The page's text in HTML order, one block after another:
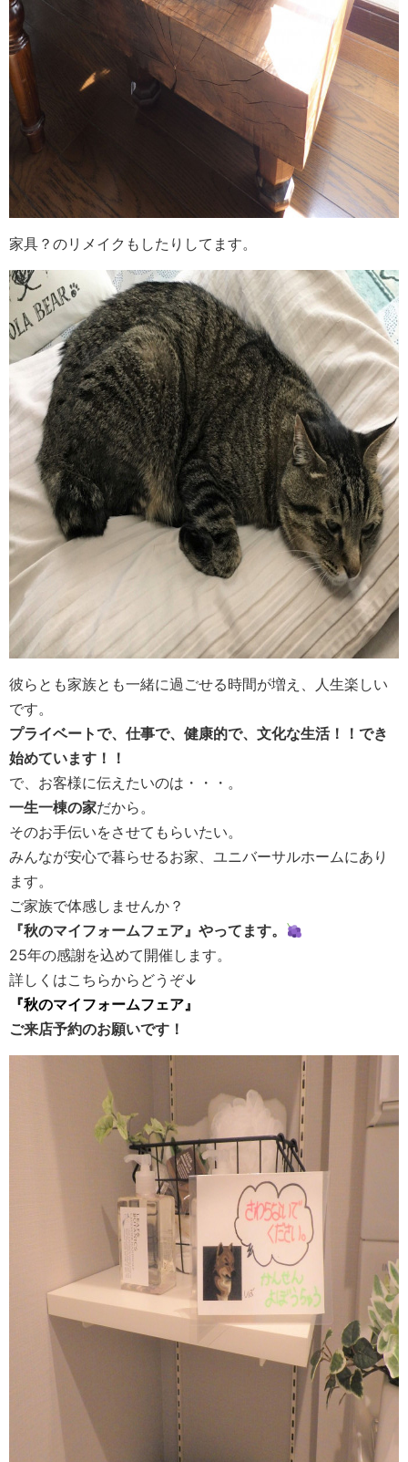
家具？のリメイクもしたりしてます。
彼らとも家族とも一緒に過ごせる時間が増え、人生楽しい
です。
プライベートで、仕事で、健康的で、文化な生活！！でき
始めています！！
で、お客様に伝えたいのは・・・。
一生一棟の家だから。
そのお手伝いをさせてもらいたい。
みんなが安心で暮らせるお家、ユニバーサルホームにあり
ます。
ご家族で体感しませんか？
『秋のマイフォームフェア』やってます。
25年の感謝を込めて開催します。
詳しくはこちらからどうぞ↓
『秋のマイフォームフェア』
ご来店予約のお願いです！